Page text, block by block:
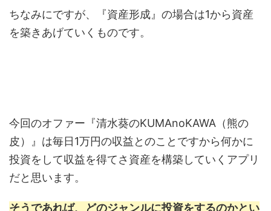
ちなみにですが、『資産形成』の場合は1から資産
を築きあげていくものです。
今回のオファー『清水葵のKUMAnoKAWA（熊の
皮）』は毎日1万円の収益とのことですから何かに
投資をして収益を得てさ資産を構築していくアプリ
だと思います。
そうであれば、どのジャンルに投資をするのかとい